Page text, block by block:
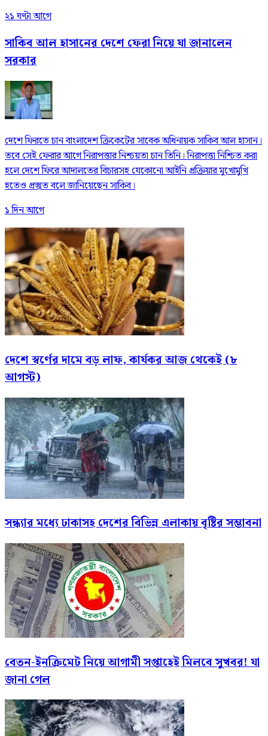
২১ ঘণ্টা আগে
সাকিব আল হাসানের দেশে ফেরা নিয়ে যা জানালেন
সরকার
দেশে ফিরতে চান বাংলাদেশ ক্রিকেটের সাবেক অধিনায়ক সাকিব আল হাসান।
তবে সেই ফেরার আগে নিরাপত্তার নিশ্চয়তা চান তিনি। নিরাপত্তা নিশ্চিত করা
হলে দেশে ফিরে আদালতের বিচারসহ যেকোনো আইনি প্রক্রিয়ার মুখোমুখি
হতেও প্রস্তুত বলে জানিয়েছেন সাকিব।
১ দিন আগে
দেশে স্বর্ণের দামে বড় লাফ, কার্যকর আজ থেকেই (৮
আগস্ট)
সন্ধ্যার মধ্যে ঢাকাসহ দেশের বিভিন্ন এলাকায় বৃষ্টির সম্ভাবনা
বেতন-ইনক্রিমেট নিয়ে আগামী সপ্তাহেই মিলবে সুখবর! যা
জানা গেল